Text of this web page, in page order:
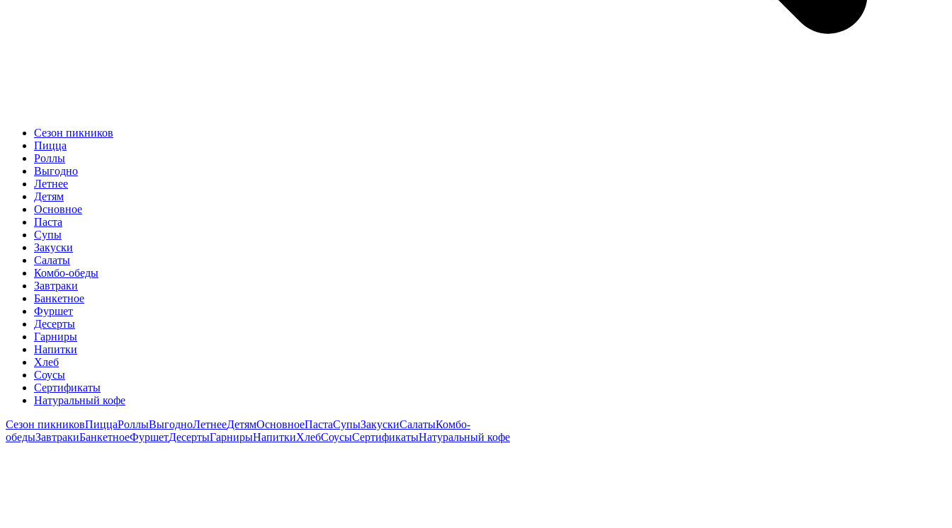
Сезон пикников
Пицца
Роллы
Выгодно
Летнее
Детям
Основное
Паста
Супы
Закуски
Салаты
Комбо-обеды
Завтраки
Банкетное
Фуршет
Десерты
Гарниры
Напитки
Хлеб
Соусы
Сертификаты
Натуральный кофе
Сезон пикниковПиццаРоллыВыгодноЛетнееДетямОсновноеПастаСупыЗакускиСалатыКомбо-
обедыЗавтракиБанкетноеФуршетДесертыГарнирыНапиткиХлебСоусыСертификатыНатуральный кофе